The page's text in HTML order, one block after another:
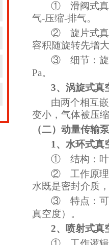
① 滑阀式
气-压缩-排气。
② 旋片式
容积随旋转先增
③ 细节：
Pa。
3、 涡旋式真
由两个相互
变小，气体被压
（二）动量传输泵
1、 水环式真
① 结构：
② 工作原
水既是密封介质
③ 特点：
真空度）。
2、 喷射式真